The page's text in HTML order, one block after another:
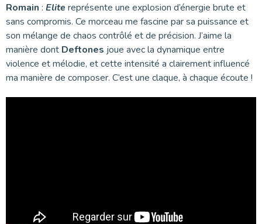
Romain : Elitereprésente une explosion d’énergie brute et
sans compromis. Ce morceau me fascine par sa puissance et
son mélange de chaos contrôlé et de précision. J’aime la
manière dont Deftones joue avec la dynamique entre
violence et mélodie, et cette intensité a clairement influencé
ma manière de composer. C’est une claque, à chaque écoute !